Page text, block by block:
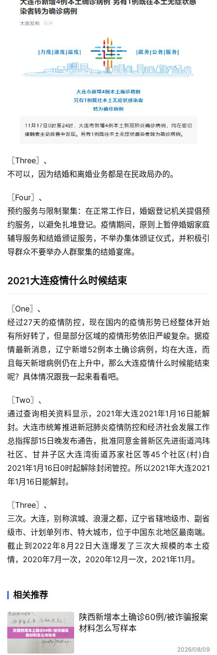
〖Three〗、
不可以，因为结婚和离婚业务都是在民政局办的。
〖Four〗、
预约服务与限制聚集：在正常工作日，婚姻登记机关提倡预
约服务，以避免扎堆登记。疫情期间，原则上暂停婚姻家庭
辅导服务和结婚颁证服务，不举办集体颁证仪式，并积极引
导群众不要举办人群聚集的结婚宴席。
2021大连疫情什么时候结束
〖One〗、
经过27天的疫情防控，现在国内的疫情形势已经整体开始
有所好转了，但是部分区域的疫情形势依旧严峻复杂。据疫
情最新消息，辽宁新增52例本土确诊病例，均在大连，而
且每天新增病例仍在上升中，那么大连疫情什么时候能结束
呢？具体情况跟我一起来看看吧。
〖Two〗、
通过查询相关资料显示，2021年大连2021年1月16日能解
封。大连市统筹推进新冠肺炎疫情防控和经济社会发展工作
总指挥部15日晚发布通告，批准同意金普新区先进街道鸿玮
社区、甘井子区大连湾街道苏家社区等45个社区(村)自
2021年1月16日0时起解除封闭管控。所以2021年大连2021
年1月16日能解封。
〖Three〗、
三次。大连，别称滨城、浪漫之都，辽宁省辖地级市、副省
级市、计划单列市、特大城市，位于中国东北地区最南端。
截止到2022年8月22日大连爆发了三次大规模的本土疫
情，2020年7月一次，2020年12月一次，2021年11月。
相关推荐
陕西新增本土确诊60例/被诈骗报案
材料怎么写样本
2026/08/09